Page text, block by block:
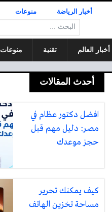
أخبار الرياضة منوعات
البحث:
أخبار العالم تقنية منوعات
أحدث المقالات
افضل دكتور عظام في
مصر: دليل مهم قبل
حجز موعدك
كيف يمكنك تحرير
مساحة تخزين الهاتف